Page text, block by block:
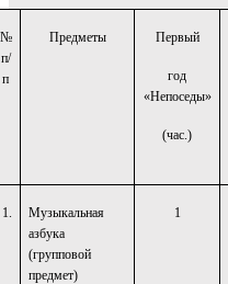
№
п/
п
Предметы Первый
год
«Непоседы»
(час.)
1.
Музыкальная
азбука
(групповой
предмет)
1